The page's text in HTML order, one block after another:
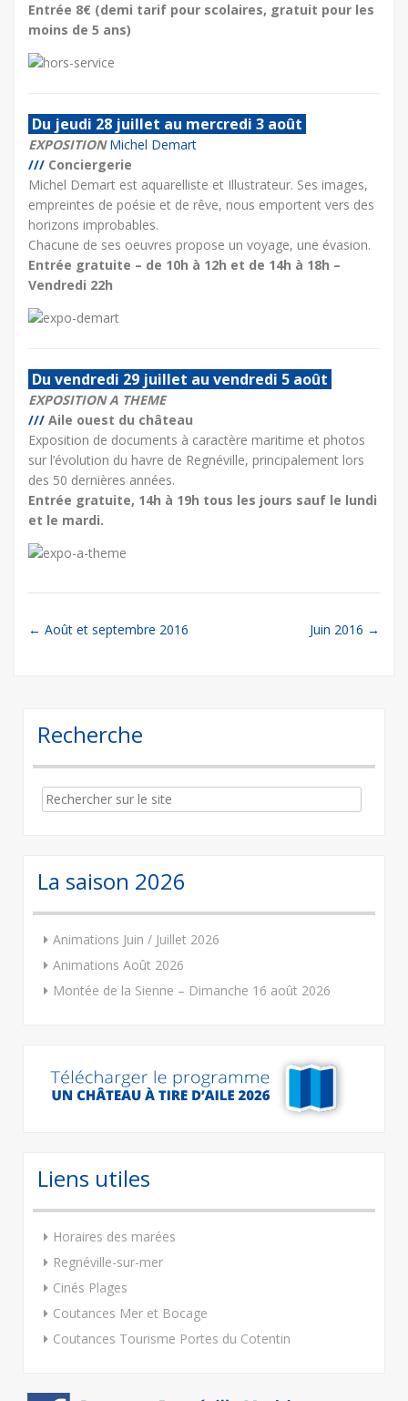
Entrée 8€ (demi tarif pour scolaires, gratuit pour les
moins de 5 ans)
Du jeudi 28 juillet au mercredi 3 août
EXPOSITION Michel Demart
/// Conciergerie
Michel Demart est aquarelliste et Illustrateur. Ses images,
empreintes de poésie et de rêve, nous emportent vers des
horizons improbables.
Chacune de ses oeuvres propose un voyage, une évasion.
Entrée gratuite – de 10h à 12h et de 14h à 18h –
Vendredi 22h
Du vendredi 29 juillet au vendredi 5 août
EXPOSITION A THEME
/// Aile ouest du château
Exposition de documents à caractère maritime et photos
sur l’évolution du havre de Regnéville, principalement lors
des 50 dernières années.
Entrée gratuite, 14h à 19h tous les jours sauf le lundi
et le mardi.
Post
← Août et septembre 2016 Juin 2016 →
Recherche
Search
for:
La saison 2026
Animations Juin / Juillet 2026
Animations Août 2026
Montée de la Sienne – Dimanche 16 août 2026
Liens utiles
Horaires des marées
Regnéville-sur-mer
Cinés Plages
Coutances Mer et Bocage
Coutances Tourisme Portes du Cotentin